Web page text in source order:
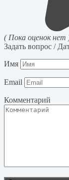
( Пока оценок нет
Задать вопрос /
Имя
Email
Комментарий